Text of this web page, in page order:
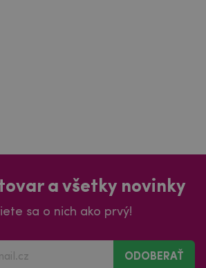
a všetky novinky
sa o nich ako prvý!
ODOBERAŤ